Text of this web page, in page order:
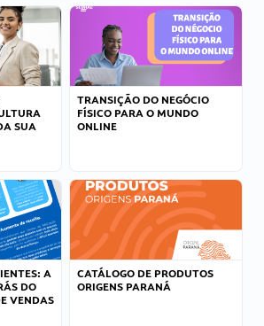
SUA
TRANSIÇÃO DO NEGÓCIO
FÍSICO PARA O MUNDO
ONLINE
A
DO
VENDAS
CATÁLOGO DE PRODUTOS
ORIGENS PARANÁ